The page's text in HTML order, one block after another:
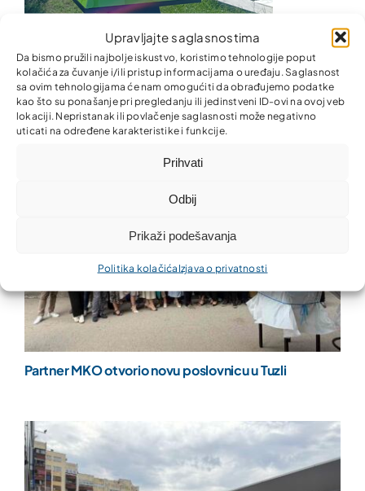
Upravljajte saglasnostima
Da bismo pružili najbolje iskustvo, koristimo tehnologije poput
kolačića za čuvanje i/ili pristup informacijama o uređaju. Saglasnost
sa ovim tehnologijama će nam omogućiti da obrađujemo podatke
kao što su ponašanje pri pregledanju ili jedinstveni ID-ovi na ovoj veb
lokaciji. Nepristanak ili povlačenje saglasnosti može negativno
uticati na određene karakteristike i funkcije.
Prihvati
Odbij
Prikaži podešavanja
Politika kolačića Izjava o privatnosti
Partner obnovio solarno drvo na Panonskim jezerima
Partner MKO otvorio novu poslovnicu u Tuzli